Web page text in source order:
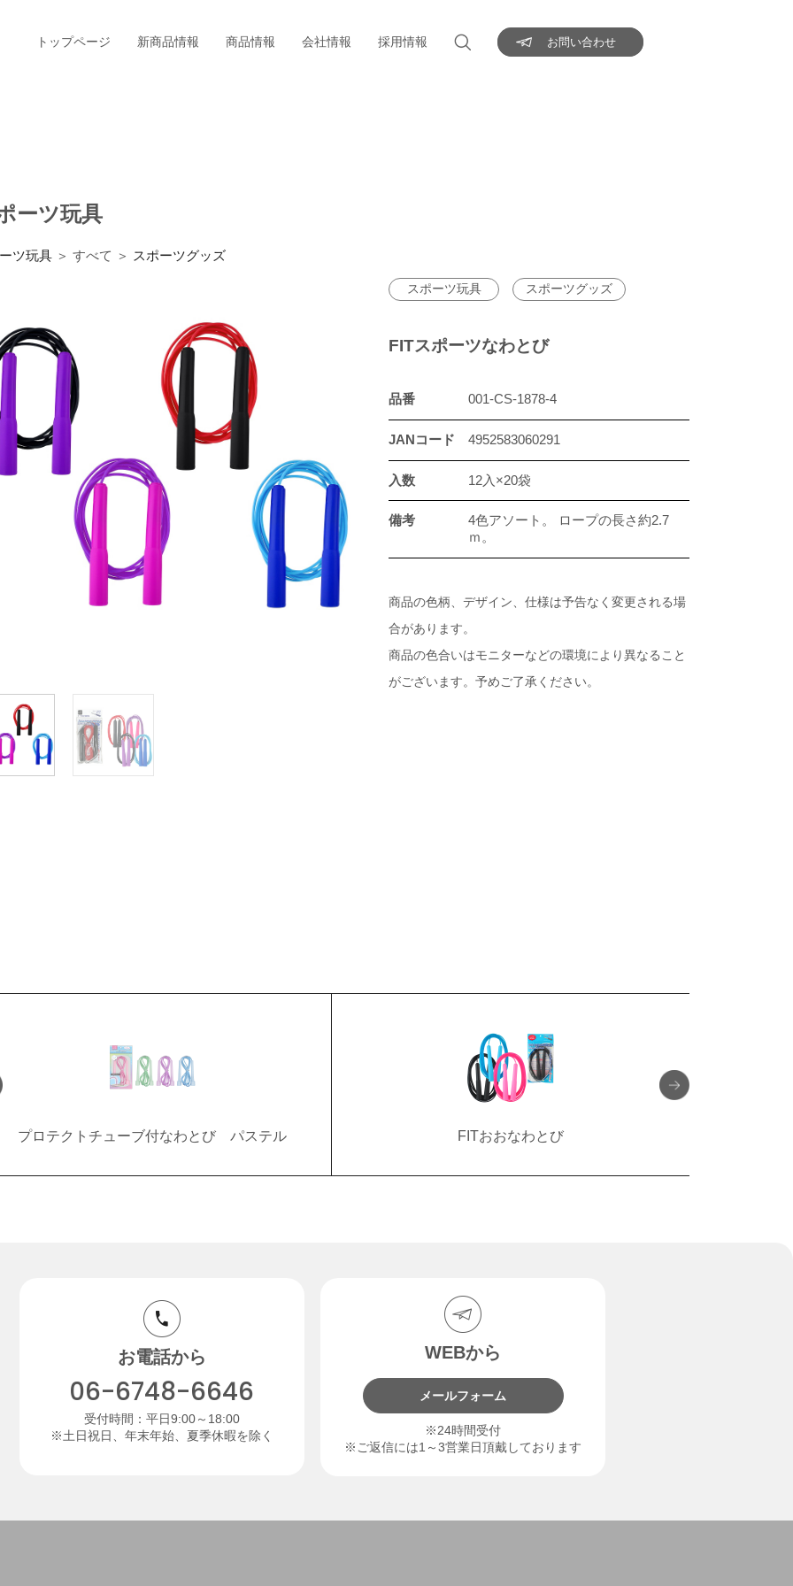
トップページ 新商品情報 商品情報 会社情報 採用情報 お問い合わせ
ーツ玩具
ツ玩具 ＞ すべて ＞ スポーツグッズ
スポーツ玩具 スポーツグッズ
FITスポーツなわとび
品番 001-CS-1878-4
JANコード 4952583060291
入数 12入×20袋
備考
4色アソート。 ロープの長さ約2.7
ｍ。
商品の色柄、デザイン、仕様は予告なく変更される場
合があります。
商品の色合いはモニターなどの環境により異なること
がございます。予めご了承ください。
プロテクトチューブ付なわとび パステル FITおおなわとび
お電話から
06-6748-6646
受付時間：平日9:00～18:00
※土日祝日、年末年始、夏季休暇を除く
WEBから
メールフォーム
※24時間受付
※ご返信には1～3営業日頂戴しております